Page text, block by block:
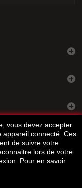
vous devez accepter
appareil connecté. Ces
de suivre votre
lors de votre
Pour en savoir